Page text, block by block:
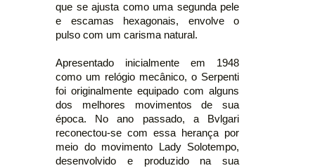
que se ajusta como uma segunda pele
e escamas hexagonais, envolve o
pulso com um carisma natural.
Apresentado inicialmente em 1948
como um relógio mecânico, o Serpenti
foi originalmente equipado com alguns
dos melhores movimentos de sua
época. No ano passado, a Bvlgari
reconectou-se com essa herança por
meio do movimento Lady Solotempo,
desenvolvido e produzido na sua